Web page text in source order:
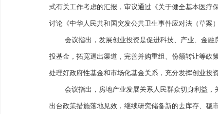
式有关工作考虑的汇报，审议通过《关于健全基本医疗
讨论《中华人民共和国突发公共卫生事件应对法（草案
会议指出，发展创业投资是促进科技、产业、金
投基金，拓宽退出渠道，完善并购重组、份额转让等政
处理好政府性基金和市场化基金关系，充分发挥创业投
会议指出，房地产业发展关系人民群众切身利益
出台政策措施落地见效，继续研究储备新的去库存、